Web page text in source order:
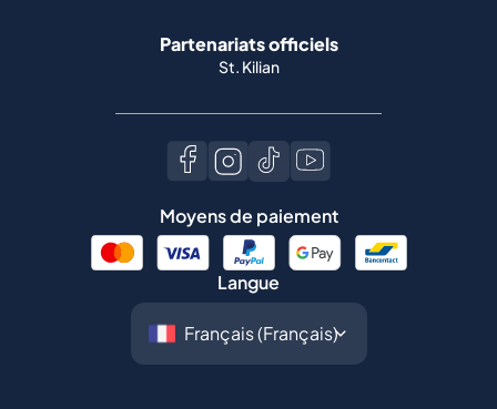
Partenariats officiels
St. Kilian
Moyens de paiement
Langue